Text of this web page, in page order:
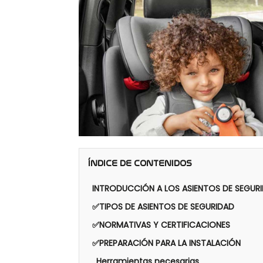
ÍNDICE DE CONTENIDOS
INTRODUCCIÓN A LOS ASIENTOS DE
✅TIPOS DE ASIENTOS DE SEGURIDAD
✅NORMATIVAS Y CERTIFICACIONES
✅PREPARACIÓN PARA LA INSTALACIÓN